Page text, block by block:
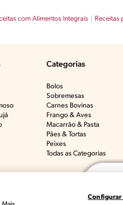
com Alimentos Integrais Receitas
Categorias
Bolos
Sobremesas
Carnes Bovinas​
Frango & Aves​
Macarrão & Pasta​
Pães & Tortas​
Peixes
Todas as Categorias
Configurar